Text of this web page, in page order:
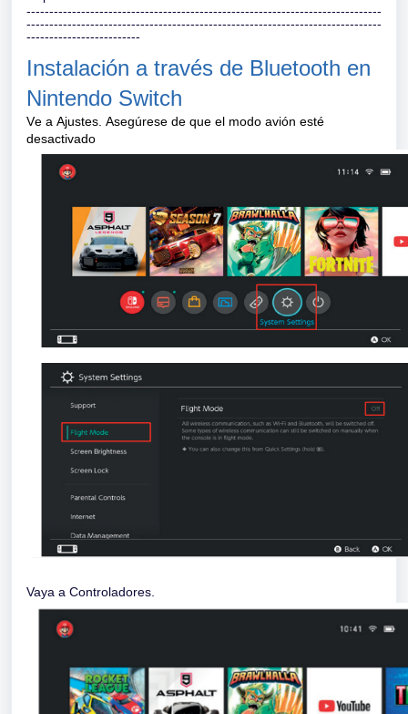
------------------------------------------------------------------------------
------------------------------------------------------------------------------
-------------------------
Instalación a través de Bluetooth en
Nintendo Switch
Ve a Ajustes. Asegúrese de que el modo avión esté
desactivado
Vaya a Controladores.